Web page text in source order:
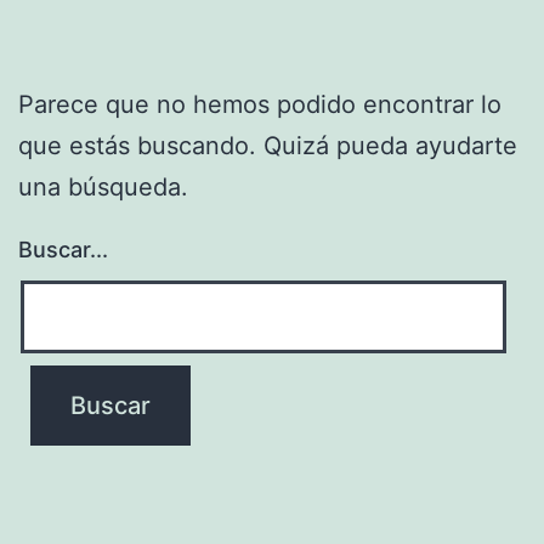
Parece que no hemos podido encontrar lo
que estás buscando. Quizá pueda ayudarte
una búsqueda.
Buscar...